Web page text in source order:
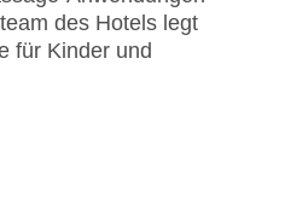
des Hotels legt
für Kinder und